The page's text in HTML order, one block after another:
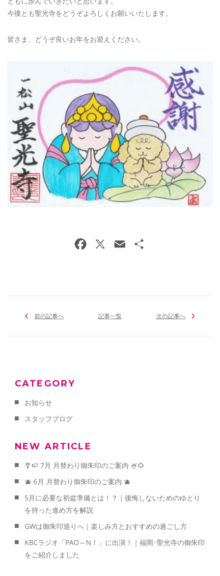
今後とも聖光寺をどうぞよろしくお願いいたします。
皆さま、どうぞ良いお年をお迎えください。
前の記事へ 記事一覧 次の記事へ
CATEGORY
お知らせ
スタッフブログ
NEW ARTICLE
🎐🍉 7月 月替わり御朱印のご案内 🍧🌻
🫐 6月 月替わり御朱印のご案内 🫐
5月に必要な初盆準備とは！？｜後悔しないためのゆとり
を持った進め方を解説
GWは御朱印巡りへ｜楽しみ方とおすすめの過ごし方
KBCラジオ「PAO～N！」に出演！｜福岡･聖光寺の御朱印
をご紹介しました